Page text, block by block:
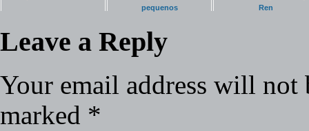
pequenos
Ren
Leave a Reply
Your email address will not
marked *